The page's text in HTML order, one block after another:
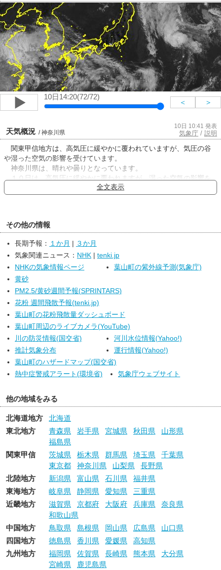
10日14:20(72/72)
＜ ＞
天気概況 / 神奈川県
10日 10:41 発表
気象庁 / 説明
関東甲信地方は、高気圧に緩やかに覆われていますが、気圧の谷
や湿った空気の影響を受けています。
神奈川県は、晴れや曇りとなっています。
１０日は、高気圧に緩やかに覆われますが、湿った空気の影響を
受ける見込みです。このため、晴れで夕方から次第に曇りとなり、
ら次第に雨となり、夜には雷を伴って激しく降る所があるでしょ
神奈川県の海上では、１０日は、多少波があるでしょう。１１日
は、波がやや高い見込みです。船舶は高波に注意してください。
全文表示
その他の情報
長期予報： １か月
３か月
気象関連ニュース： NHK
tenki.jp
NHKの気象情報ページ
葉山町の紫外線予測(気象庁)
黄砂
PM2.5/黄砂週間予報(SPRINTARS)
花粉 週間飛散予報(tenki.jp)
葉山町の花粉飛散量ダッシュボード
葉山町周辺のライブカメラ(YouTube)
川の防災情報(国交省)
河川水位情報(Yahoo!)
推計気象分布
運行情報(Yahoo!)
葉山町のハザードマップ(国交省)
熱中症警戒アラート(環境省)
気象庁ウェブサイト
他の地域をみる
北海道地方
北海道
東北地方
青森県 岩手県 宮城県 秋田県
山形県
福島県
関東甲信
茨城県 栃木県 群馬県 埼玉県
千葉県
東京都
神奈川県 山梨県
長野県
北陸地方
新潟県 富山県 石川県
福井県
東海地方
岐阜県 静岡県 愛知県
三重県
近畿地方
滋賀県 京都府 大阪府 兵庫県
奈良県
和歌山県
中国地方
鳥取県 島根県 岡山県 広島県
山口県
四国地方
徳島県 香川県 愛媛県
高知県
九州地方
福岡県 佐賀県 長崎県 熊本県
大分県
宮崎県
鹿児島県